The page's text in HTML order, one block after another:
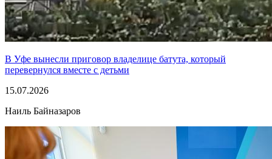
В Уфе вынесли приговор владелице батута, который
перевернулся вместе с детьми
15.07.2026
Наиль Байназаров